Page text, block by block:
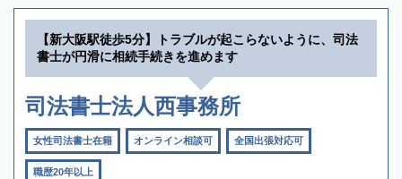
【新大阪駅徒歩5分】トラブルが起こらないように、司法
書士が円滑に相続手続きを進めます
司法書士法人西事務所
女性司法書士在籍 オンライン相談可 全国出張対応可
職歴20年以上